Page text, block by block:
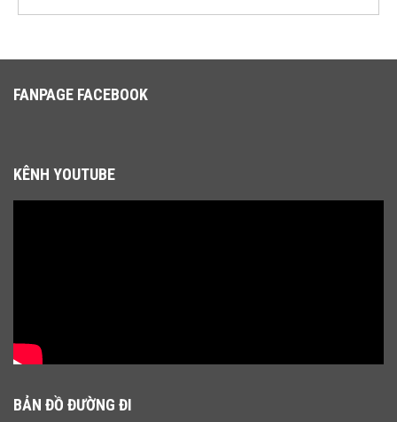
FANPAGE FACEBOOK
KÊNH YOUTUBE
BẢN ĐỒ ĐƯỜNG ĐI